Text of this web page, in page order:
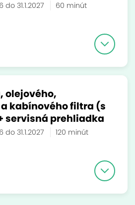
do 31.1.2027 60 minút
olejového,
kabínového filtra (s
servisná prehliadka
do 31.1.2027 120 minút